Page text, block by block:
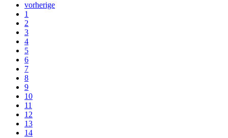
vorherige
1
2
3
4
5
6
7
8
9
10
11
12
13
14